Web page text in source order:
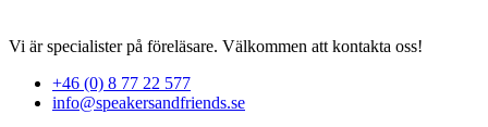
Vi är specialister på föreläsare. Välkommen att kontakta oss!
+46 (0) 8 77 22 577
info@speakersandfriends.se